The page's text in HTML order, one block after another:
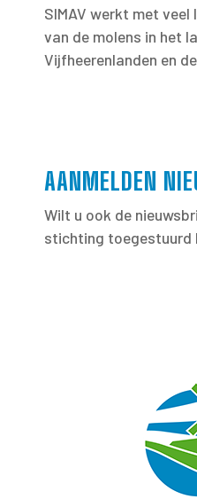
SIMAV werkt met
van de molens in het
Vijfheerenlanden en
AANMELDEN
Wilt u ook de
stichting toegestuurd